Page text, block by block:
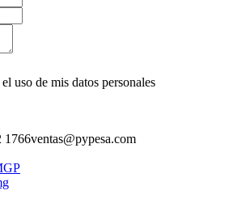
uso de mis datos personales
1766ventas@pypesa.com